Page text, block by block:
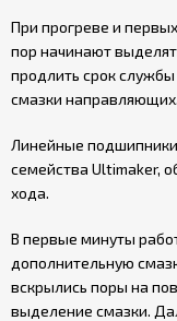
При прогреве и
пор начинают
продлить срок
смазки направляющих.
Линейные
семейства Ultimaker,
хода.
В первые минуты
дополнительную
вскрылись поры на
выделение смазки.